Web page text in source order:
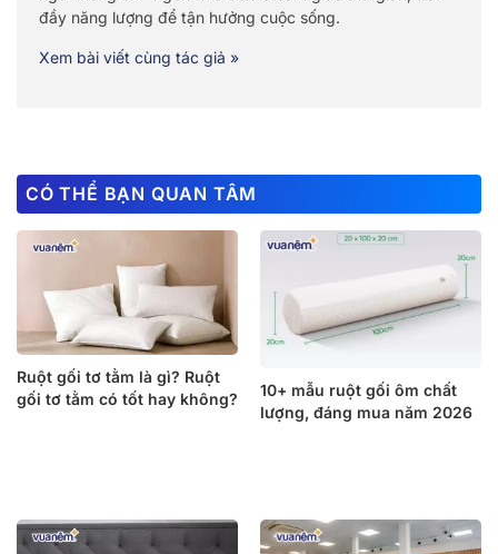
đầy năng lượng để tận hưởng cuộc sống.
Xem bài viết cùng tác giả »
CÓ THỂ BẠN QUAN TÂM
Ruột gối tơ tằm là gì? Ruột
gối tơ tằm có tốt hay không?
10+ mẫu ruột gối ôm chất
lượng, đáng mua năm 2026